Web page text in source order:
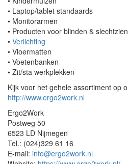
• Laptop/tablet standaards
• Monitorarmen
• Producten voor blinden &
• Verlichting
• Vloermatten
• Voetenbanken
• Zit/sta werkplekken
Kijk voor het gehele assortiment op
http://www.ergo2work.nl
Ergo2Work
Postweg 50
6523 LD Nijmegen
Tel.: (024)329 61 16
E-mail: info@ergo2work.nl